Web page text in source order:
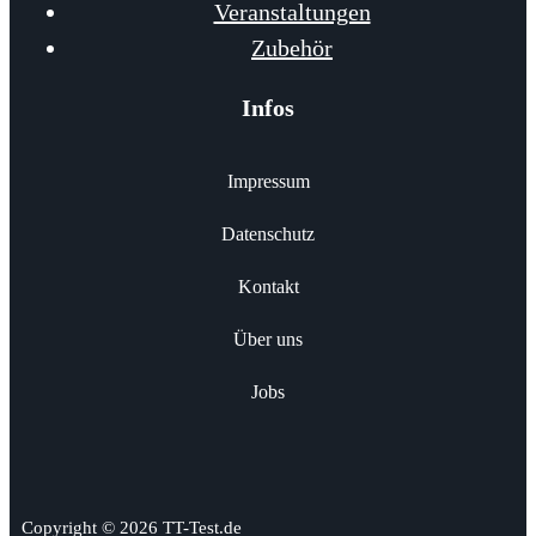
Veranstaltungen
Zubehör
Infos
Impressum
Datenschutz
Kontakt
Über uns
Jobs
Copyright © 2026 TT-Test.de